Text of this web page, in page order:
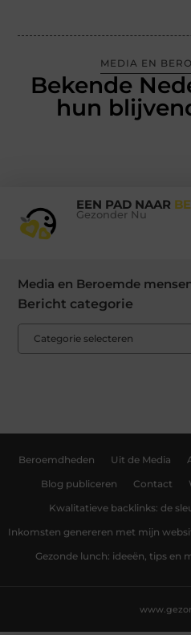
MEDIA EN
Bekende
hun
EEN PAD NAAR
Gezonder Nu
Media en Beroemde
Bericht categorie
Beroemdheden Uit de Media
Blog publiceren Contact
Kwalitatieve backlinks: de
Inkomsten genereren met mijn
Gezonde lunch: ideeën, tips en